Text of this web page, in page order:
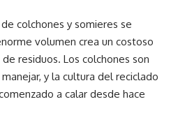
colchones y somieres se
volumen crea un costoso
residuos. Los colchones son
y la cultura del reciclado
a calar desde hace